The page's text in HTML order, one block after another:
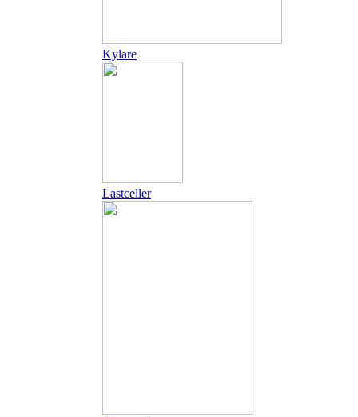
Kylare
Lastceller